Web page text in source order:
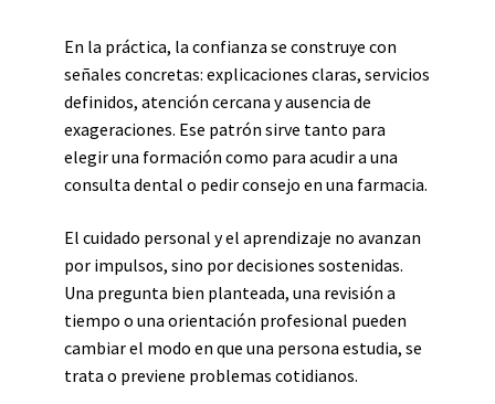
En la práctica, la confianza se construye con
señales concretas: explicaciones claras, servicios
definidos, atención cercana y ausencia de
exageraciones. Ese patrón sirve tanto para
elegir una formación como para acudir a una
consulta dental o pedir consejo en una farmacia.
El cuidado personal y el aprendizaje no avanzan
por impulsos, sino por decisiones sostenidas.
Una pregunta bien planteada, una revisión a
tiempo o una orientación profesional pueden
cambiar el modo en que una persona estudia, se
trata o previene problemas cotidianos.